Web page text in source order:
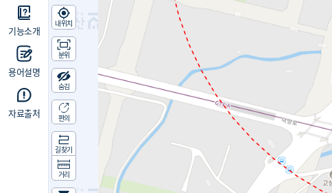
기능소개
용어설명
자료출처
내위치
분위
숨김
편의
길찾기
거리